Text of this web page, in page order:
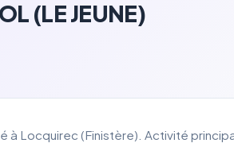
(LE JEUNE)
à Locquirec (Finistère). Activité